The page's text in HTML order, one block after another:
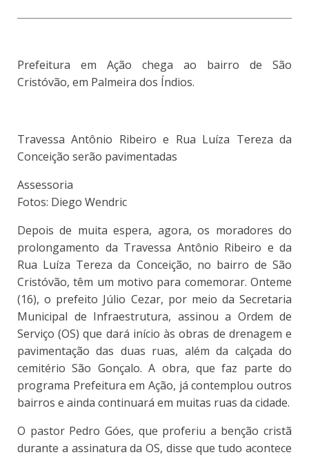
Prefeitura em Ação chega ao bairro de São
Cristóvão, em Palmeira dos Índios.
Travessa Antônio Ribeiro e Rua Luíza Tereza da
Conceição serão pavimentadas
Assessoria
Fotos: Diego Wendric
Depois de muita espera, agora, os moradores do
prolongamento da Travessa Antônio Ribeiro e da
Rua Luíza Tereza da Conceição, no bairro de São
Cristóvão, têm um motivo para comemorar. Onteme
(16), o prefeito Júlio Cezar, por meio da Secretaria
Municipal de Infraestrutura, assinou a Ordem de
Serviço (OS) que dará início às obras de drenagem e
pavimentação das duas ruas, além da calçada do
cemitério São Gonçalo. A obra, que faz parte do
programa Prefeitura em Ação, já contemplou outros
bairros e ainda continuará em muitas ruas da cidade.
O pastor Pedro Góes, que proferiu a benção cristã
durante a assinatura da OS, disse que tudo acontece